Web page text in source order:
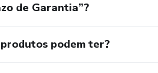
de Garantia”?
podem ter?